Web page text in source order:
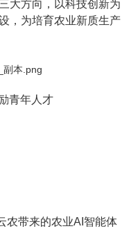
大方向，以科技创新为
，为培育农业新质生产
青年人才
农带来的农业AI智能体